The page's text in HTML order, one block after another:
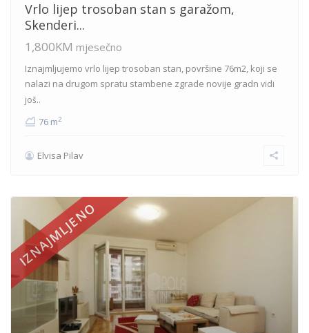
Vrlo lijep trosoban stan s garažom,
Skenderi...
1,800KM mjesečno
Iznajmljujemo vrlo lijep trosoban stan, površine 76m2, koji se
nalazi na drugom spratu stambene zgrade novije gradn vidi
još..
76 m2
Elvisa Pilav
IZNAJMLJENO